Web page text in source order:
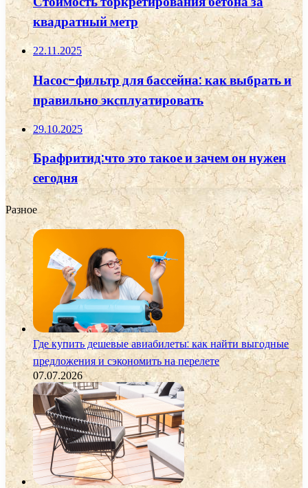
квадратный метр
22.11.2025
Насос-фильтр для бассейна: как выбрать и
правильно эксплуатировать
29.10.2025
Брафритид:что это такое и зачем он нужен
сегодня
Разное
Где купить дешевые авиабилеты: как найти выгодные
предложения и сэкономить на перелете
07.07.2026